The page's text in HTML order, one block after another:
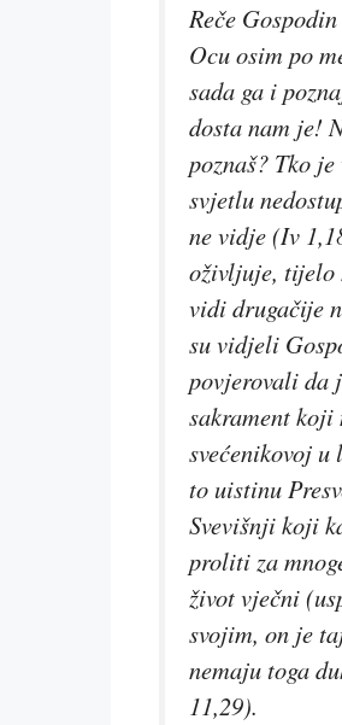
Reče
Ocu osim po
sada ga i
dosta nam je!
poznaš? Tko
svjetlu
ne vidje(Iv
oživljuje, tijelo
vidi drugačije
su vidjeli
povjerovali da
sakrament
svećenikovoj
to uistinu
Svevišnji koji
proliti za
život vječni
svojim, on je
nemaju toga
11,29).